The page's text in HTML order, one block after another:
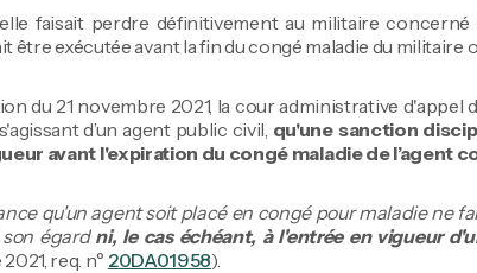
faisait perdre définitivement au militaire
être exécutée avant la fin du congé maladie du militaire
du 21 novembre 2021, la cour administrative d'appel
d’un agent public civil, qu'une sanction
avant l'expiration du congé maladie de l’agent
qu'un agent soit placé en congé pour maladie ne
égardni, le cas échéant, à l'entrée en vigueur
req. n° 20DA01958).